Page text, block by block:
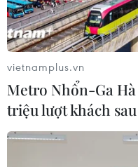
vietnamplus.vn
Metro Nhổn-Ga Hà
triệu lượt khách